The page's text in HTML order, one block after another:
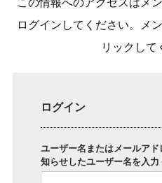
ログインしてください。メ
リックして
ログイン
ユーザー名またはメールア
知らせしたユーザー名を入力